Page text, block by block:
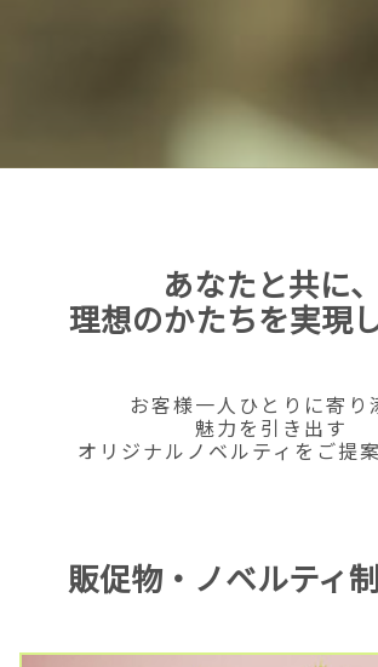
あなたと共に、
理想のかたちを実現し
お客様一人ひとりに寄り
魅力を引き出す
オリジナルノベルティをご提案
販促物・ノベルティ